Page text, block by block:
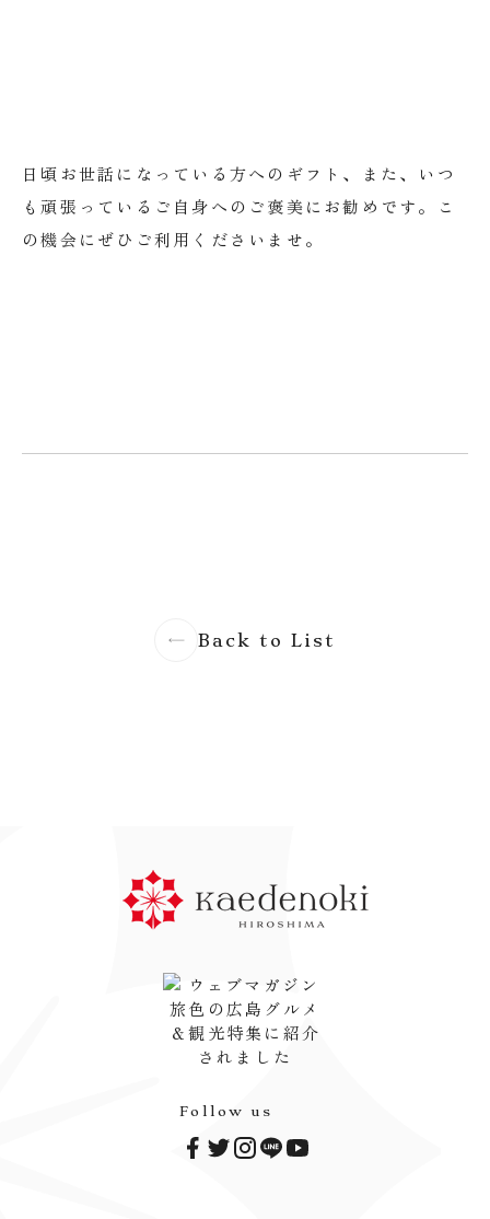
日頃お世話になっている方へのギフト、また、いつ
も頑張っているご自身へのご褒美にお勧めです。こ
の機会にぜひご利用くださいませ。
Back to List
Follow us